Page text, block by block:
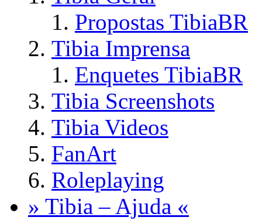
Propostas TibiaBR
Tibia Imprensa
Enquetes TibiaBR
Tibia Screenshots
Tibia Videos
FanArt
Roleplaying
» Tibia – Ajuda «